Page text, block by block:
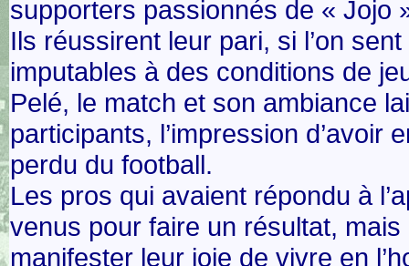
supporters passionnés de « Jojo
Ils réussirent leur pari, si l’on
imputables à des conditions de
Pelé, le match et son ambiance
participants, l’impression d’avoir
perdu du football.
Les pros qui avaient répondu à
venus pour faire un résultat,
manifester leur joie de vivre en